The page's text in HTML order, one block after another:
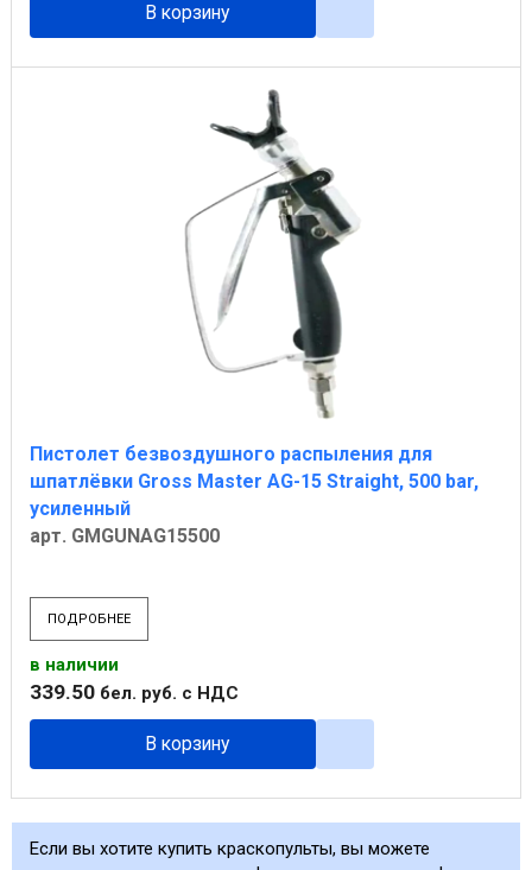
В корзину
Пистолет безвоздушного распыления для
шпатлёвки Gross Master AG-15 Straight, 500 bar,
усиленный
арт. GMGUNAG15500
ПОДРОБНЕЕ
в наличии
339.50 бел. руб. с НДС
В корзину
Если вы хотите купить краскопульты, вы можете